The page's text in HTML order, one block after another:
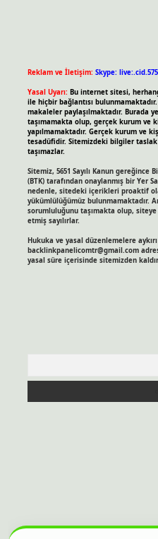
Reklam ve İletişim: Skype:
Yasal Uyarı: Bu internet sitesi,
ile hiçbir bağlantısı bulunmamaktadır.
makaleler paylaşılmaktadır. Burada
taşımamakta olup, gerçek kurum ve
yapılmamaktadır. Gerçek kurum ve
tesadüfidir. Sitemizdeki bilgiler
taşımazlar.
Sitemiz, 5651 Sayılı Kanun
(BTK) tarafından onaylanmış bir Yer
nedenle, sitedeki içerikleri proaktif
yükümlülüğümüz bulunmamaktadır.
sorumluluğunu taşımakta olup,
etmiş sayılırlar.
Hukuka ve yasal düzenlemelere
backlinkpanelicomtr@gmail.com
yasal süre içerisinde sitemizden